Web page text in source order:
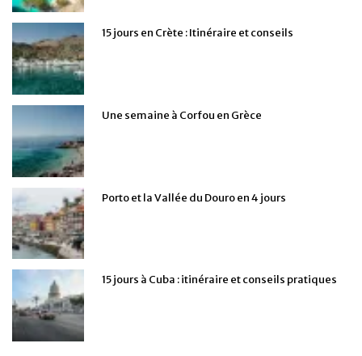
15 jours en Crète : Itinéraire et conseils
Une semaine à Corfou en Grèce
Porto et la Vallée du Douro en 4 jours
15 jours à Cuba : itinéraire et conseils pratiques